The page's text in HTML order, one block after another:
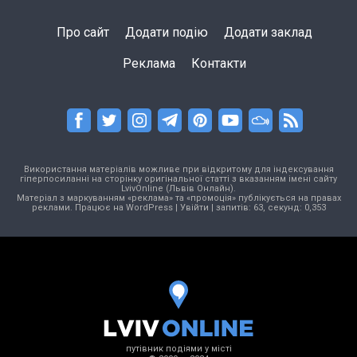
Про сайт Додати подію Додати заклад
Реклама Контакти
Використання матеріалів можливе при відкритому для індексування
гіперпосиланні на сторінку оригінальної статті з вказанням імені сайту
LvivOnline (Львів Онлайн).
Матеріал з маркуванням «реклама» та «промоція» публікується на правах
реклами. Працює на WordPress| Увійти | запитів: 63, секунд: 0,353
путівник подіями у місті